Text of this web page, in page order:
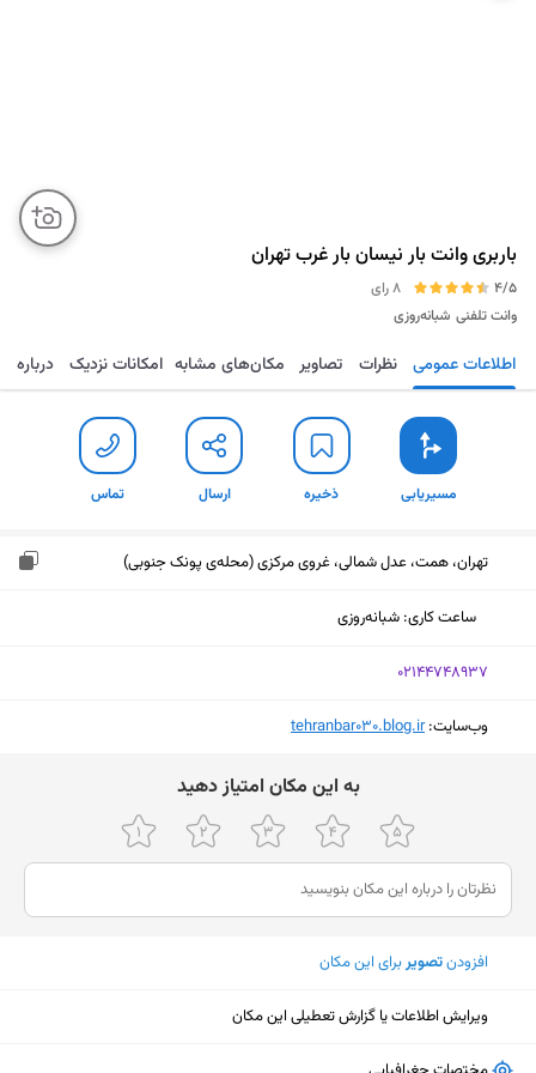
باربری وانت بار نیسان بار غرب تهران
4/5
8 رای
وانت تلفنی شبانه‌روزی
مسیریابی ذخیره ارسال تماس اطلاعات عمومی نظرات تصاویر مکان‌های مشابه امکانات نزدیک درباره
مسیریابی ذخیره ارسال تماس
تهران، همت، عدل شمالی، غروی مرکزی (محله‌ی پونک جنوبی)
ساعت کاری: شبانه‌روزی
‎02144748937
وب‌سایت:‎tehranbar030.blog.ir
ﺑﻪ اﯾﻦ ﻣﮑﺎن اﻣﺘﯿﺎز دﻫﯿﺪ
افزودنتصویربرای این مکان
ویرایش اطلاعات یا گزارش تعطیلی این مکان